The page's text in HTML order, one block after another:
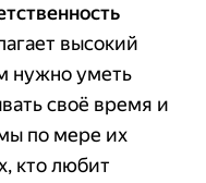
высокий
нужно уметь
своё время и
по мере их
кто любит